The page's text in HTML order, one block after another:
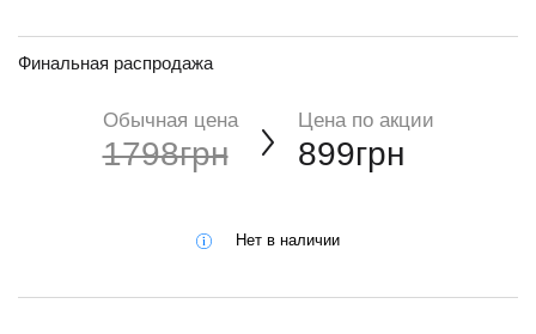
Финальная распродажа
Обычная цена
1798грн
Цена по акции
899грн
Нет в наличии